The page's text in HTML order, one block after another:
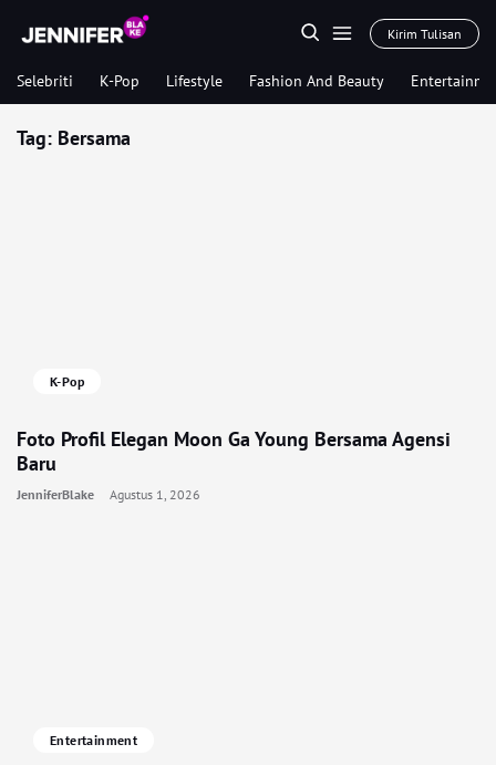
Kirim Tulisan
Selebriti K-Pop Lifestyle Fashion And Beauty
Tag: Bersama
K-Pop
Foto Profil Elegan Moon Ga Young Bersama Agensi
Baru
JenniferBlake Agustus 1, 2026
Entertainment